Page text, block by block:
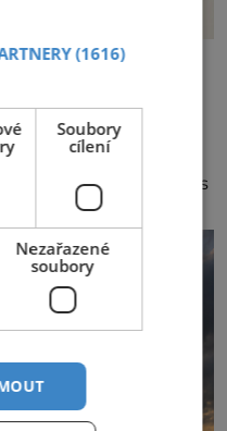
všechno vzdala?
Syslová (80)
Ale je to ještě
čím dál častěji
svém odchodu. Dohnala ji snad samota? Půs
(1616)
Soubory
cílení
Nezařazené
soubory